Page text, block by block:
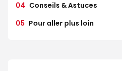
04 Conseils & Astuces
05 Pour aller plus loin